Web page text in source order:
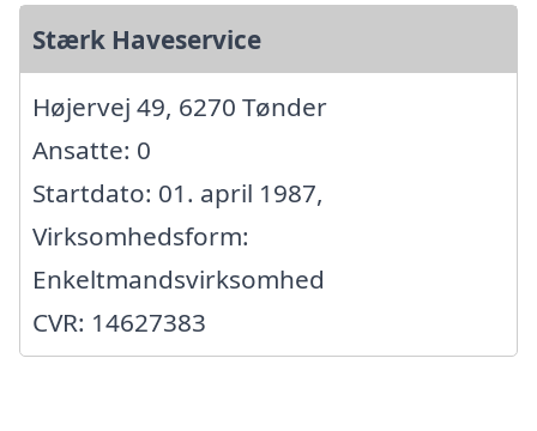
Stærk Haveservice
Højervej 49, 6270 Tønder
Ansatte: 0
Startdato: 01. april 1987,
Virksomhedsform:
Enkeltmandsvirksomhed
CVR: 14627383